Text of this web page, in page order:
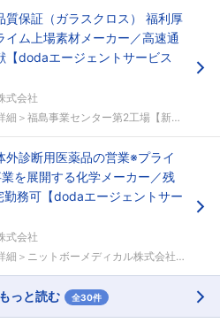
質保証（ガラスクロス） 福利厚
イム上場素材メーカー／高速通
【dodaエージェントサービス
式会社
＞福島事業センター第2工場【新幹線福島...
外診断用医薬品の営業※プライ
を展開する化学メーカー／残
勤務可【dodaエージェントサー
式会社
＞ニットボーメディカル株式会社 東京本...
っと読む 全30件